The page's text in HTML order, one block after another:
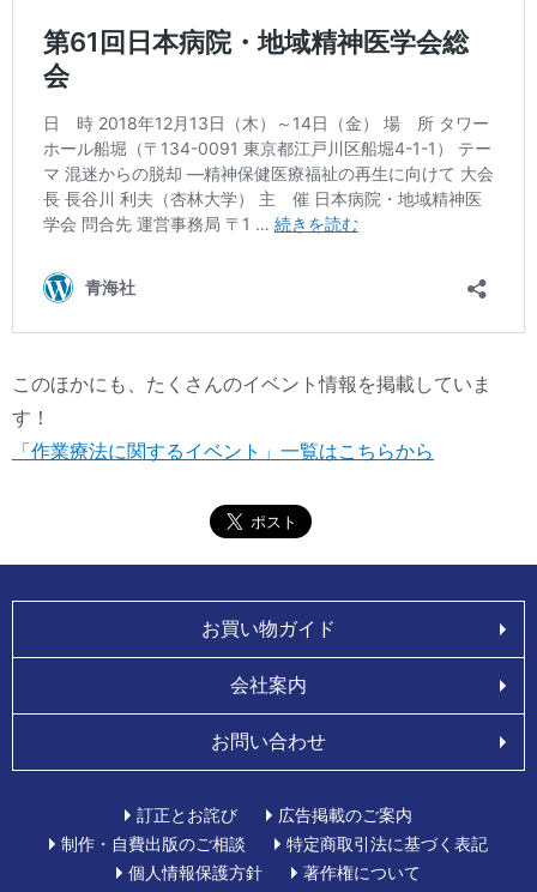
このほかにも、たくさんのイベント情報を掲載していま
す！
「作業療法に関するイベント」一覧はこちらから
お買い物ガイド
会社案内
お問い合わせ
訂正とお詫び
広告掲載のご案内
制作・自費出版のご相談
特定商取引法に基づく表記
個人情報保護方針
著作権について